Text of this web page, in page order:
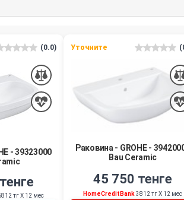
(0.0)
- 39323000
тг Х 12 мес
Уточните
Раковина - GROHE -
Bau Ceramic
45 750 тенге
HomeCreditBank3812 тг Х 12 мес